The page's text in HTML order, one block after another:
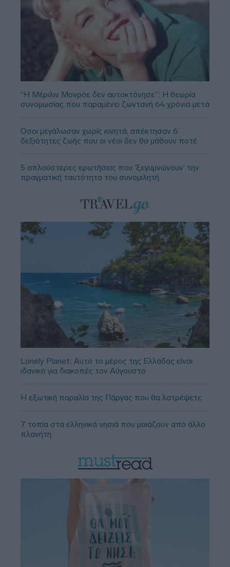
“Η Μέριλιν Μονρόε δεν αυτοκτόνησε”: Η θεωρία
συνομωσίας που παραμένει ζωντανή 64 χρόνια μετά
Όσοι μεγάλωσαν χωρίς κινητά, απέκτησαν 6
δεξιότητες ζωής που οι νέοι δεν θα μάθουν ποτέ
5 απλούστερες ερωτήσεις που ‘ξεγυμνώνουν’ την
πραγματική ταυτότητα του συνομιλητή
Lonely Planet: Αυτό το μέρος της Ελλάδας είναι
ιδανικό για διακοπές τον Αύγουστο
Η εξωτική παραλία της Πάργας που θα λατρέψετε
7 τοπία στα ελληνικά νησιά που μοιάζουν από άλλο
πλανήτη